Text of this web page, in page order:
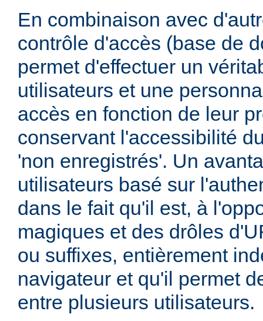
En combinaison avec
contrôle d'accès (base de
permet d'effectuer un
utilisateurs et une
accès en fonction de leur
conservant l'accessibilité
'non enregistrés'. Un
utilisateurs basé sur
dans le fait qu'il est, à
magiques et des drôles
ou suffixes, entièrement
navigateur et qu'il permet
entre plusieurs utilisateurs.